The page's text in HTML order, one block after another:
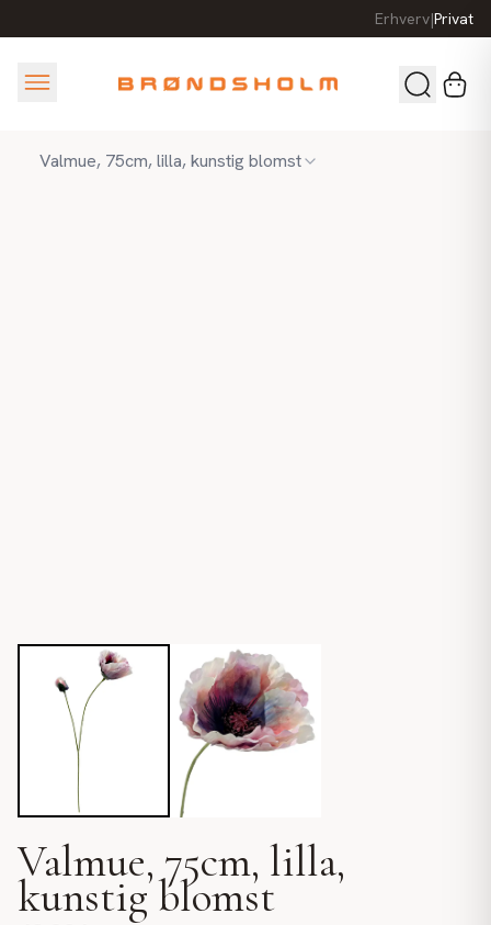
Erhverv|Privat
Valmue, 75cm, lilla, kunstig blomst
Valmue, 75cm, lilla,
kunstig blomst